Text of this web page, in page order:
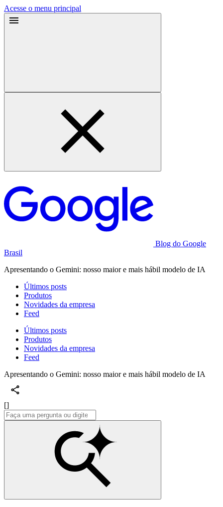
Acesse o menu principal
Blog do Google
Brasil
Apresentando o Gemini: nosso maior e mais hábil modelo de IA
Últimos posts
Produtos
Novidades da empresa
Feed
Últimos posts
Produtos
Novidades da empresa
Feed
Apresentando o Gemini: nosso maior e mais hábil modelo de IA
[]